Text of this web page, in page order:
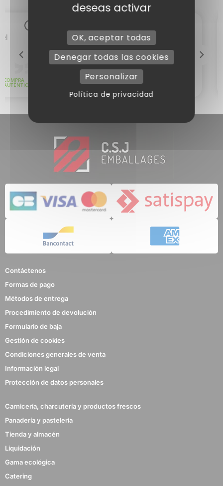
Contáctenos
Formas de pago
Métodos de entrega
Procedimiento de devolución
Formulario de baja
Gestión de cookies
Condiciones generales de venta
Información legal
Protección de datos personales
Carnicería, charcutería y productos frescos
Panadería y pastelería
Tienda y almacén
Liquidación
Gama ecológica
Catering
deseas activar
OK, aceptar todas
Denegar todas las cookies
Personalizar
Política de privacidad